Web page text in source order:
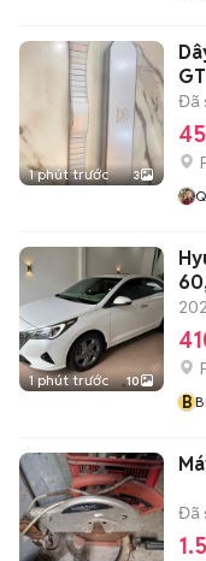
1 phút trước 3
Đã
1 phút trước 10
B
Đã